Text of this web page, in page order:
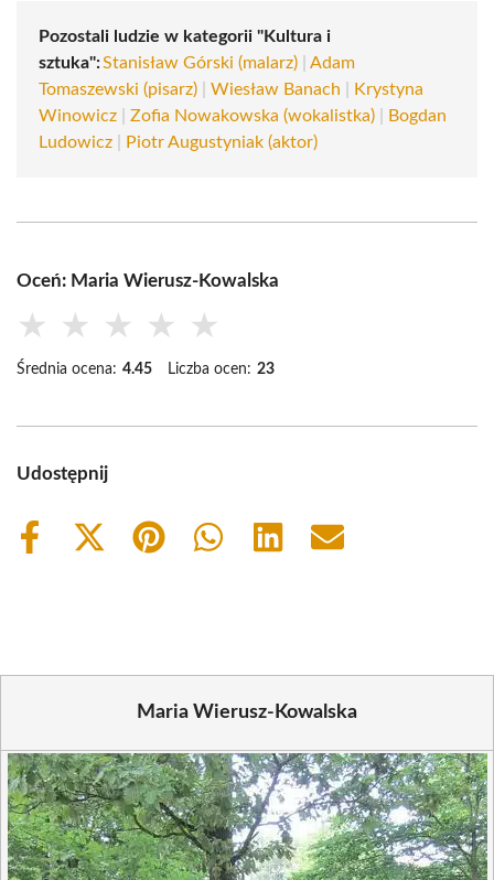
Pozostali ludzie w kategorii "Kultura i
sztuka":Stanisław Górski (malarz)
Adam
Tomaszewski (pisarz)
Wiesław Banach
Krystyna
Winowicz
Zofia Nowakowska (wokalistka)
Bogdan
Ludowicz
Piotr Augustyniak (aktor)
Oceń: Maria Wierusz-Kowalska
★ ★ ★ ★ ★
Średnia ocena: 4.45 Liczba ocen: 23
Udostępnij
Share
Share
Share
Share
Share
Share
Maria Wierusz-Kowalska